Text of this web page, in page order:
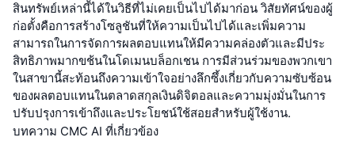
สินทรัพย์เหล่านี้ได้ในวิธีที่ไม่เคยเป็นไปได้มาก่อน วิสัยทัศน์ของผู้
ก่อตั้งคือการสร้างโซลูชันที่ให้ความเป็นไปได้และเพิ่มความ
สามารถในการจัดการผลตอบแทนให้มีความคล่องตัวและมีประ
สิทธิภาพมากขช้นในโดเมนบล็อกเชน การมีส่วนร่วมของพวกเขา
ในสาขานี้สะท้อนถึงความเข้าใจอย่างลึกซึ้งเกี่ยวกับความซับซ้อน
ของผลตอบแทนในตลาดสกุลเงินดิจิตอลและความมุ่งมั่นในการ
ปรับปรุงการเข้าถึงและประโยชน์ใช้สอยสำหรับผู้ใช้งาน.
บทความ CMC AI ที่เกี่ยวข้อง